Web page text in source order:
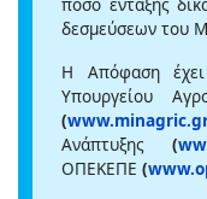
δεσμεύσεων του
Η Απόφαση έχει
Υπουργείου
(
Ανάπτυξης (
ΟΠΕΚΕΠΕ (